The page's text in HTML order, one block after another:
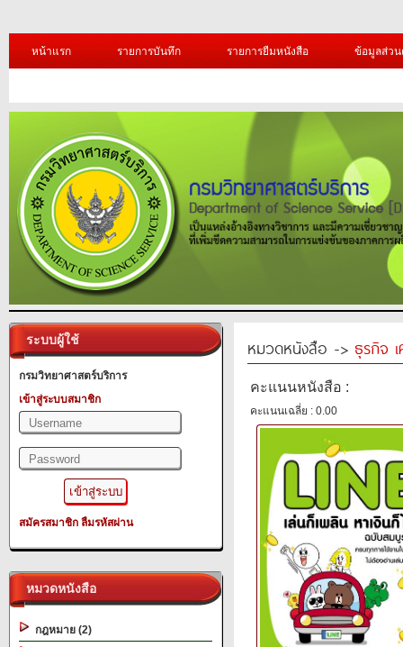
หน้าแรก รายการบันทึก รายการยืมหนังสือ ข้อมูลส่ว
ระบบผู้ใช้
กรมวิทยาศาสตร์บริการ
เข้าสู่ระบบสมาชิก
สมัครสมาชิก ลืมรหัสผ่าน
หมวดหนังสือ
กฎหมาย (2)
หมวดหนังสือ -> ธุรกิจ
คะแนนหนังสือ :
คะแนนเฉลี่ย : 0.00